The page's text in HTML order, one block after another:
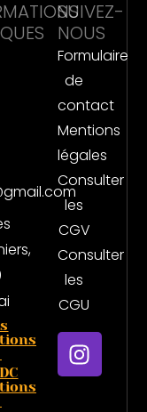
SUIVEZ-
NOUS
Formulaire
de
contact
Mentions
légales
Consulter
les
CGV
Consulter
les
CGU
I
n
s